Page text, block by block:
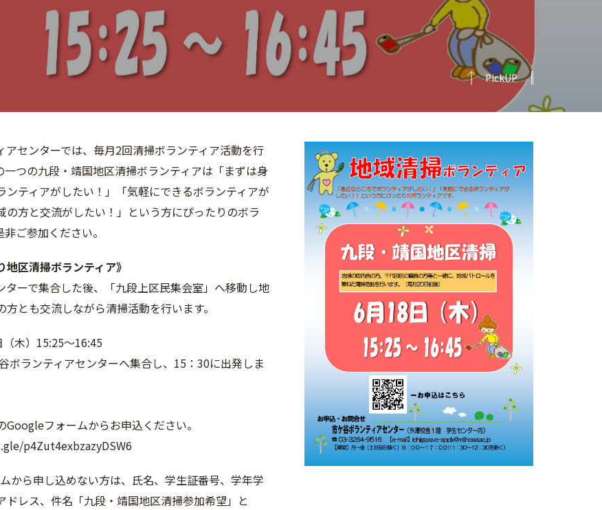
PickUP
アセンターでは、毎月2回清掃ボランティア活動を行
一つの九段・靖国地区清掃ボランティアは「まずは身
ンティアがしたい！」「気軽にできるボランティアが
の方と交流がしたい！」という方にぴったりのボラ
ご参加ください。
地区清掃ボランティア》
ターで集合した後、「九段上区民集会室」へ移動し地
とも交流しながら清掃活動を行います。
（木）15:25～16:45
ボランティアセンターへ集合し、15：30に出発しま
Googleフォームからお申込ください。
p4Zut4exbzazyDSW6
から申し込めない方は、氏名、学生証番号、学年学
ドレス、件名「九段・靖国地区清掃参加希望」と